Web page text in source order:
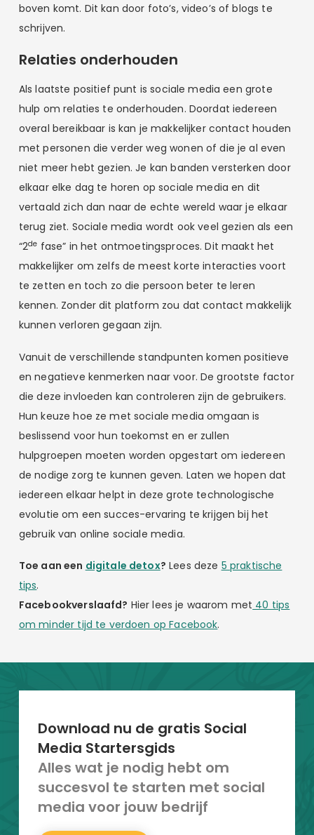
boven komt. Dit kan door foto’s, video’s of blogs te
schrijven.
Relaties onderhouden
Als laatste positief punt is sociale media een grote
hulp om relaties te onderhouden. Doordat iedereen
overal bereikbaar is kan je makkelijker contact houden
met personen die verder weg wonen of die je al even
niet meer hebt gezien. Je kan banden versterken door
elkaar elke dag te horen op sociale media en dit
vertaald zich dan naar de echte wereld waar je elkaar
terug ziet. Sociale media wordt ook veel gezien als een
“2de fase” in het ontmoetingsproces. Dit maakt het
makkelijker om zelfs de meest korte interacties voort
te zetten en toch zo die persoon beter te leren
kennen. Zonder dit platform zou dat contact makkelijk
kunnen verloren gegaan zijn.
Vanuit de verschillende standpunten komen positieve
en negatieve kenmerken naar voor. De grootste factor
die deze invloeden kan controleren zijn de gebruikers.
Hun keuze hoe ze met sociale media omgaan is
beslissend voor hun toekomst en er zullen
hulpgroepen moeten worden opgestart om iedereen
de nodige zorg te kunnen geven. Laten we hopen dat
iedereen elkaar helpt in deze grote technologische
evolutie om een succes-ervaring te krijgen bij het
gebruik van online sociale media.
Toe aan een digitale detox? Lees deze 5 praktische
tips.
Facebookverslaafd? Hier lees je waarom met 40 tips
om minder tijd te verdoen op Facebook.
Download nu de gratis Social
Media Startersgids
Alles wat je nodig hebt om
succesvol te starten met social
media voor jouw bedrijf